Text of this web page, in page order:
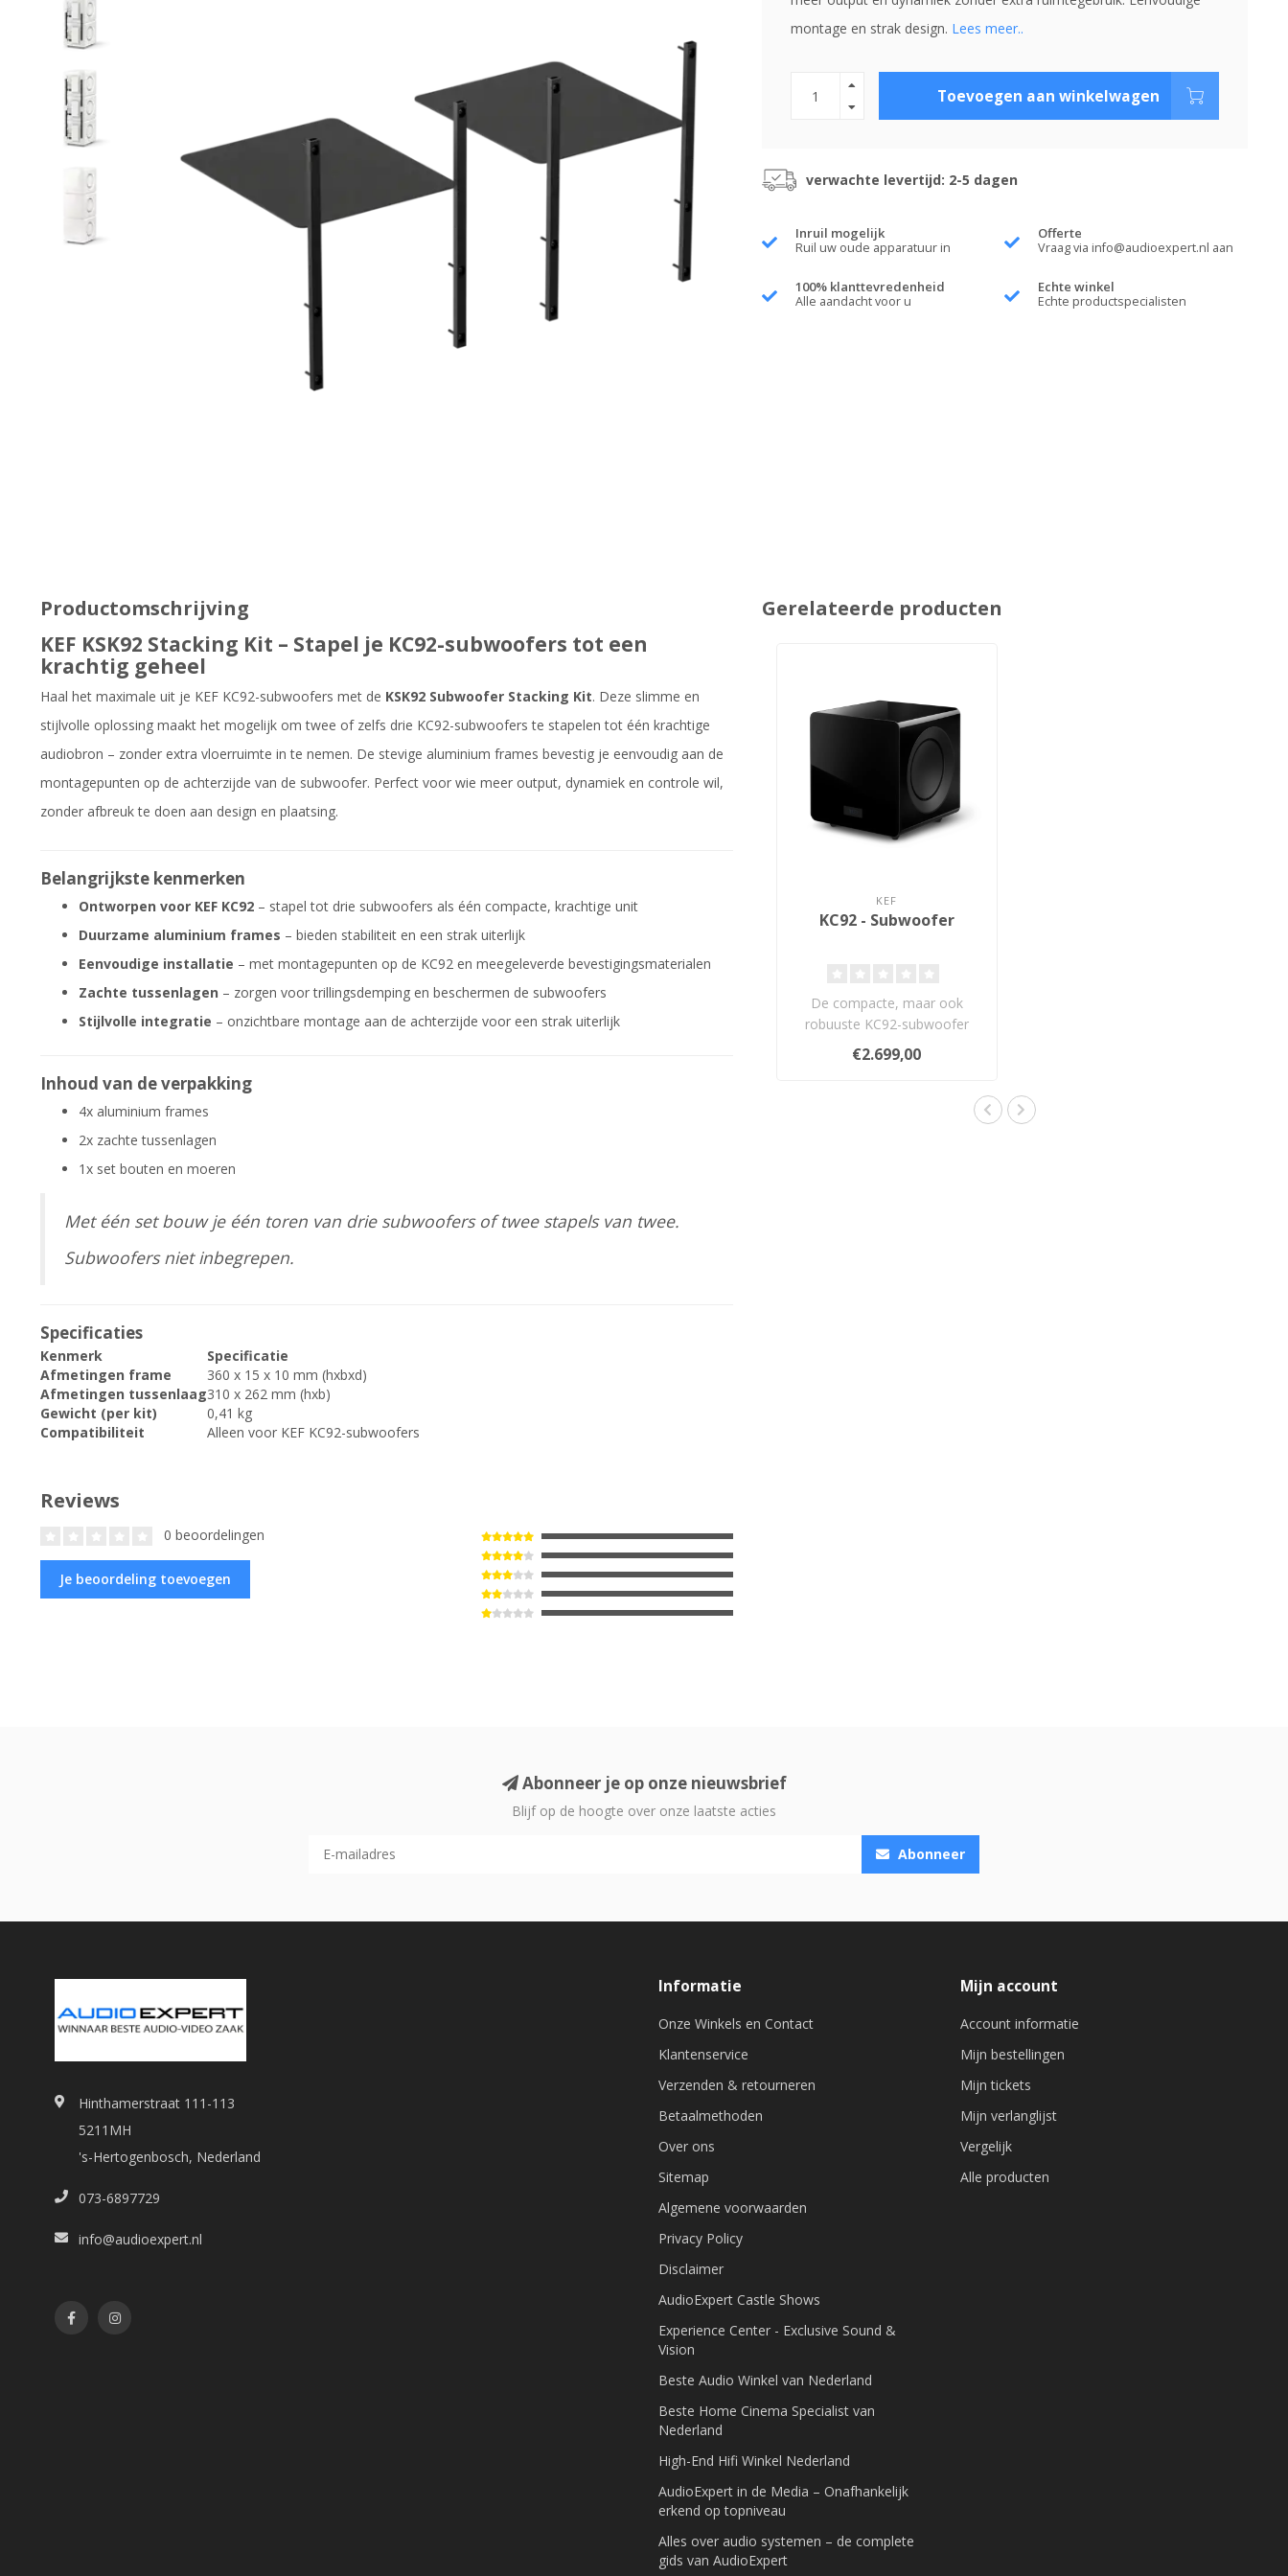
montage en strak design. Lees meer..
Toevoegen aan winkelwagen
verwachte levertijd: 2-5 dagen
Inruil mogelijk
Ruil uw oude apparatuur in
Offerte
Vraag via info@audioexpert.nl aan
100% klanttevredenheid
Alle aandacht voor u
Echte winkel
Echte productspecialisten
Productomschrijving
KEF KSK92 Stacking Kit – Stapel je KC92-subwoofers tot een
krachtig geheel
Haal het maximale uit je KEF KC92-subwoofers met de KSK92 Subwoofer Stacking Kit. Deze slimme en
stijlvolle oplossing maakt het mogelijk om twee of zelfs drie KC92-subwoofers te stapelen tot één krachtige
audiobron – zonder extra vloerruimte in te nemen. De stevige aluminium frames bevestig je eenvoudig aan de
montagepunten op de achterzijde van de subwoofer. Perfect voor wie meer output, dynamiek en controle wil,
zonder afbreuk te doen aan design en plaatsing.
Belangrijkste kenmerken
Ontworpen voor KEF KC92 – stapel tot drie subwoofers als één compacte, krachtige unit
Duurzame aluminium frames – bieden stabiliteit en een strak uiterlijk
Eenvoudige installatie – met montagepunten op de KC92 en meegeleverde bevestigingsmaterialen
Zachte tussenlagen – zorgen voor trillingsdemping en beschermen de subwoofers
Stijlvolle integratie – onzichtbare montage aan de achterzijde voor een strak uiterlijk
Inhoud van de verpakking
4x aluminium frames
2x zachte tussenlagen
1x set bouten en moeren
Met één set bouw je één toren van drie subwoofers of twee stapels van twee.
Subwoofers niet inbegrepen.
Specificaties
Kenmerk
Specificatie
Afmetingen frame
360 x 15 x 10 mm (hxbxd)
Afmetingen tussenlaag310 x 262 mm (hxb)
Gewicht (per kit)
0,41 kg
Compatibiliteit
Alleen voor KEF KC92-subwoofers
Reviews
0 beoordelingen
Je beoordeling toevoegen
Gerelateerde producten
KEF
KC92 - Subwoofer
De compacte, maar ook
robuuste KC92-subwoofer
heeft twee force-cancelling
driver..
€2.699,00
Abonneer je op onze nieuwsbrief
Blijf op de hoogte over onze laatste acties
Abonneer
Hinthamerstraat 111-113
5211MH
's-Hertogenbosch, Nederland
073-6897729
info@audioexpert.nl
Informatie
Onze Winkels en Contact
Klantenservice
Verzenden & retourneren
Betaalmethoden
Over ons
Sitemap
Algemene voorwaarden
Privacy Policy
Disclaimer
AudioExpert Castle Shows
Experience Center - Exclusive Sound &
Vision
Beste Audio Winkel van Nederland
Beste Home Cinema Specialist van
Nederland
High-End Hifi Winkel Nederland
AudioExpert in de Media – Onafhankelijk
erkend op topniveau
Alles over audio systemen – de complete
gids van AudioExpert
Mijn account
Account informatie
Mijn bestellingen
Mijn tickets
Mijn verlanglijst
Vergelijk
Alle producten